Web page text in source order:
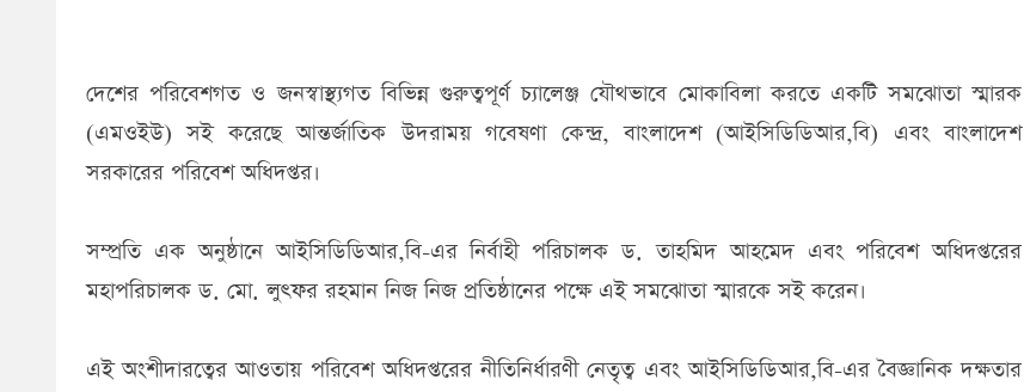
দেশের পরিবেশগত ও জনস্বাস্থ্যগত বিভিন্ন গুরুত্বপূর্ণ চ্যালেঞ্জ যৌথভাবে মোকাবিলা করতে একটি সমঝোতা স্মারক
(এমওইউ) সই করেছে আন্তর্জাতিক উদরাময় গবেষণা কেন্দ্র, বাংলাদেশ (আইসিডিডিআর,বি) এবং বাংলাদেশ
সরকারের পরিবেশ অধিদপ্তর।
সম্প্রতি এক অনুষ্ঠানে আইসিডিডিআর,বি-এর নির্বাহী পরিচালক ড. তাহমিদ আহমেদ এবং পরিবেশ অধিদপ্তরের
মহাপরিচালক ড. মো. লুৎফর রহমান নিজ নিজ প্রতিষ্ঠানের পক্ষে এই সমঝোতা স্মারকে সই করেন।
এই অংশীদারত্বের আওতায় পরিবেশ অধিদপ্তরের নীতিনির্ধারণী নেতৃত্ব এবং আইসিডিডিআর,বি-এর বৈজ্ঞানিক দক্ষতার